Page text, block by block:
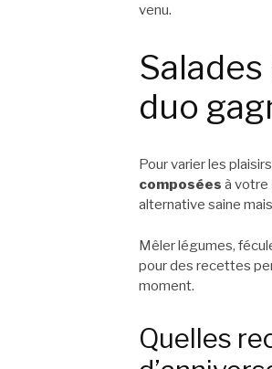
venu.
duo
Pour varier les
composées à votre
alternative saine
Mêler légumes,
pour des recettes
moment.
Quelles